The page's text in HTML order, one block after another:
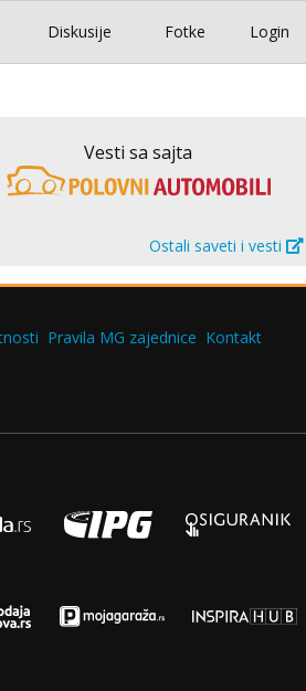
Login
Diskusije Fotke
Vesti sa sajta
Ostali saveti i vesti
Pravila MG zajednice Kontakt